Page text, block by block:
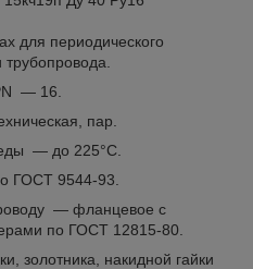
для периодического
— 16.
пар.
— до 225°С.
ГОСТ 9544-93.
— фланцевое с
по ГОСТ 12815-80.
золотника, накидной гайки